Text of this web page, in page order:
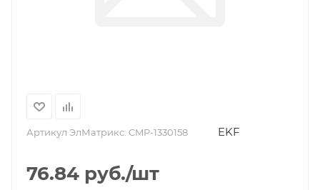
Артикул ЭлМатрикс: CMP-1330158 EKF
76.84 руб./шт